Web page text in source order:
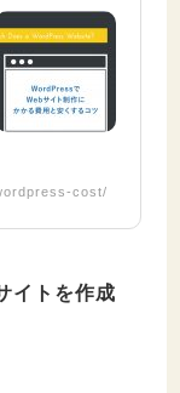
cost/
イトを作成